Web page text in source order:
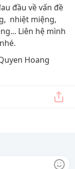
đầu về vấn đề
nhiệt miệng,
Liên hệ mình
Hoang